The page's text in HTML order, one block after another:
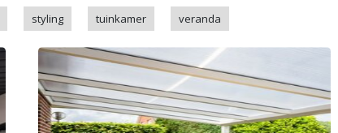
styling tuinkamer veranda